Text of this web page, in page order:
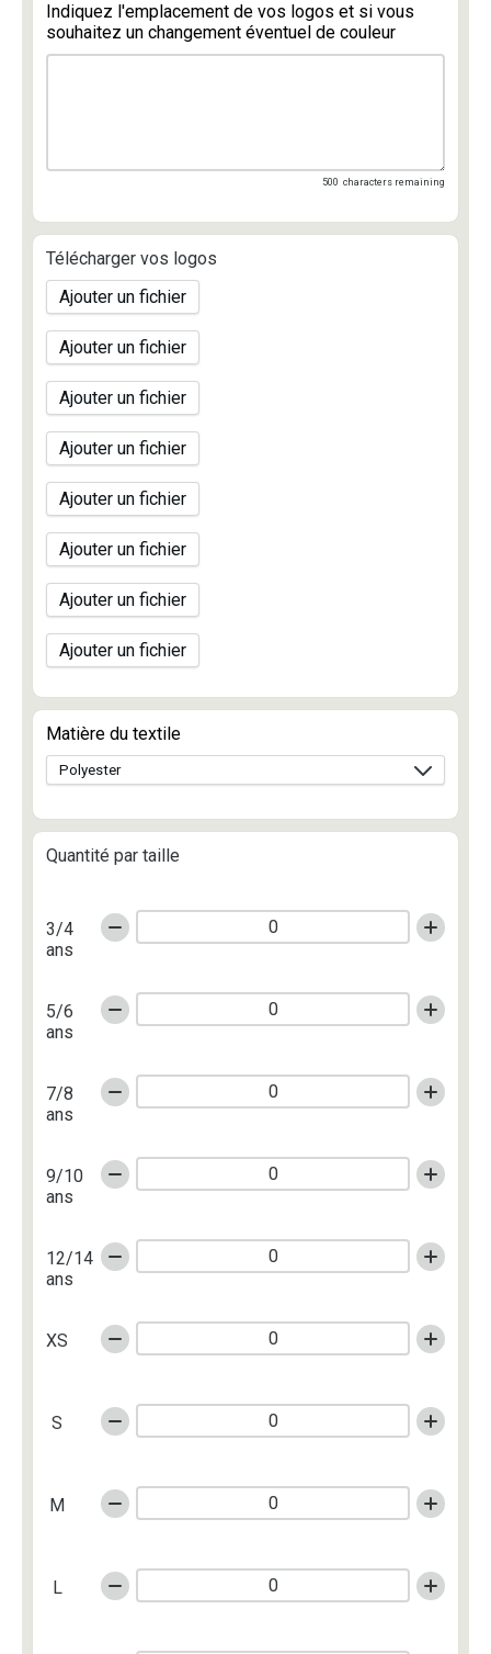
Indiquez l'emplacement de vos logos et si vous
souhaitez un changement éventuel de couleur
500 characters remaining
Télécharger vos logos
Ajouter un fichier
Ajouter un fichier
Ajouter un fichier
Ajouter un fichier
Ajouter un fichier
Ajouter un fichier
Ajouter un fichier
Ajouter un fichier
Matière du textile
Quantité par taille
3/4
ans
5/6
ans
7/8
ans
9/10
ans
12/14
ans
XS
S
M
L